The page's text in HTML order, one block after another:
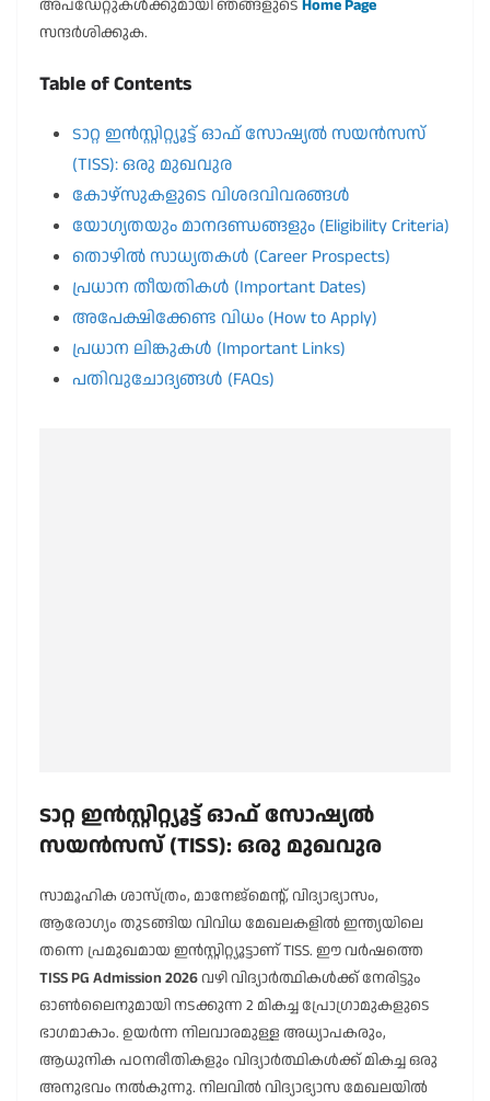
അപ്‌ഡേറ്റുകൾക്കുമായി ഞങ്ങളുടെ Home Page
സന്ദർശിക്കുക.
Table of Contents
ടാറ്റ ഇൻസ്റ്റിറ്റ്യൂട്ട് ഓഫ് സോഷ്യൽ സയൻസസ്
(TISS): ഒരു മുഖവുര
കോഴ്സുകളുടെ വിശദവിവരങ്ങൾ
യോഗ്യതയും മാനദണ്ഡങ്ങളും (Eligibility Criteria)
തൊഴിൽ സാധ്യതകൾ (Career Prospects)
പ്രധാന തീയതികൾ (Important Dates)
അപേക്ഷിക്കേണ്ട വിധം (How to Apply)
പ്രധാന ലിങ്കുകൾ (Important Links)
പതിവുചോദ്യങ്ങൾ (FAQs)
ടാറ്റ ഇൻസ്റ്റിറ്റ്യൂട്ട് ഓഫ് സോഷ്യൽ
സയൻസസ് (TISS): ഒരു മുഖവുര
സാമൂഹിക ശാസ്ത്രം, മാനേജ്മെന്റ്, വിദ്യാഭ്യാസം,
ആരോഗ്യം തുടങ്ങിയ വിവിധ മേഖലകളിൽ ഇന്ത്യയിലെ
തന്നെ പ്രമുഖമായ ഇൻസ്റ്റിറ്റ്യൂട്ടാണ് TISS. ഈ വർഷത്തെ
TISS PG Admission 2026 വഴി വിദ്യാർത്ഥികൾക്ക് നേരിട്ടും
ഓൺലൈനുമായി നടക്കുന്ന 2 മികച്ച പ്രോഗ്രാമുകളുടെ
ഭാഗമാകാം. ഉയർന്ന നിലവാരമുള്ള അധ്യാപകരും,
ആധുനിക പഠനരീതികളും വിദ്യാർത്ഥികൾക്ക് മികച്ച ഒരു
അനുഭവം നൽകുന്നു. നിലവിൽ വിദ്യാഭ്യാസ മേഖലയിൽ